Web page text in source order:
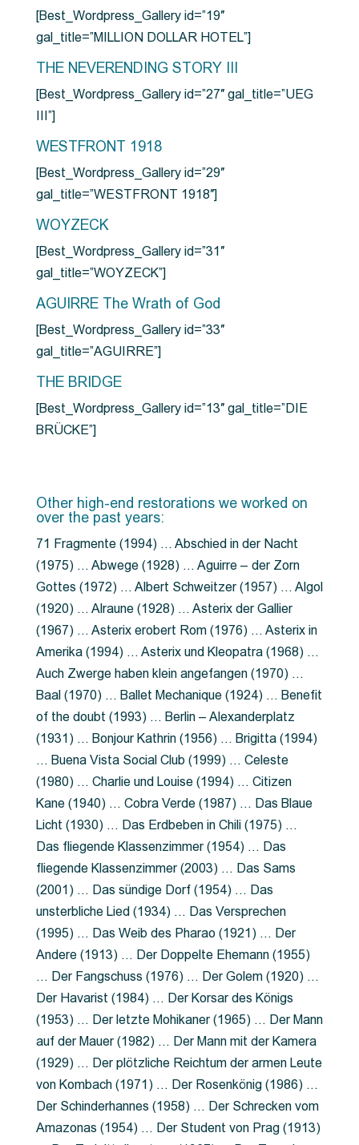
[Best_Wordpress_Gallery id=”19″
gal_title=”MILLION DOLLAR HOTEL”]
THE NEVERENDING STORY III
[Best_Wordpress_Gallery id=”27″ gal_title=”UEG
III”]
WESTFRONT 1918
[Best_Wordpress_Gallery id=”29″
gal_title=”WESTFRONT 1918″]
WOYZECK
[Best_Wordpress_Gallery id=”31″
gal_title=”WOYZECK”]
AGUIRRE The Wrath of God
[Best_Wordpress_Gallery id=”33″
gal_title=”AGUIRRE”]
THE BRIDGE
[Best_Wordpress_Gallery id=”13″ gal_title=”DIE
BRÜCKE”]
Other high-end restorations we worked on
over the past years:
71 Fragmente (1994) … Abschied in der Nacht
(1975) … Abwege (1928) … Aguirre – der Zorn
Gottes (1972) … Albert Schweitzer (1957) … Algol
(1920) … Alraune (1928) … Asterix der Gallier
(1967) … Asterix erobert Rom (1976) … Asterix in
Amerika (1994) … Asterix und Kleopatra (1968) …
Auch Zwerge haben klein angefangen (1970) …
Baal (1970) … Ballet Mechanique (1924) … Benefit
of the doubt (1993) … Berlin – Alexanderplatz
(1931) … Bonjour Kathrin (1956) … Brigitta (1994)
… Buena Vista Social Club (1999) … Celeste
(1980) … Charlie und Louise (1994) … Citizen
Kane (1940) … Cobra Verde (1987) … Das Blaue
Licht (1930) … Das Erdbeben in Chili (1975) …
Das fliegende Klassenzimmer (1954) … Das
fliegende Klassenzimmer (2003) … Das Sams
(2001) … Das sündige Dorf (1954) … Das
unsterbliche Lied (1934) … Das Versprechen
(1995) … Das Weib des Pharao (1921) … Der
Andere (1913) … Der Doppelte Ehemann (1955)
… Der Fangschuss (1976) … Der Golem (1920) …
Der Havarist (1984) … Der Korsar des Königs
(1953) … Der letzte Mohikaner (1965) … Der Mann
auf der Mauer (1982) … Der Mann mit der Kamera
(1929) … Der plötzliche Reichtum der armen Leute
von Kombach (1971) … Der Rosenkönig (1986) …
Der Schinderhannes (1958) … Der Schrecken vom
Amazonas (1954) … Der Student von Prag (1913)